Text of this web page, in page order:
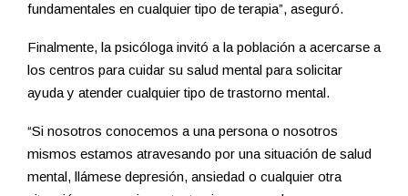
fundamentales en cualquier tipo de terapia”, aseguró.
Finalmente, la psicóloga invitó a la población a acercarse a
los centros para cuidar su salud mental para solicitar
ayuda y atender cualquier tipo de trastorno mental.
“Si nosotros conocemos a una persona o nosotros
mismos estamos atravesando por una situación de salud
mental, llámese depresión, ansiedad o cualquier otra